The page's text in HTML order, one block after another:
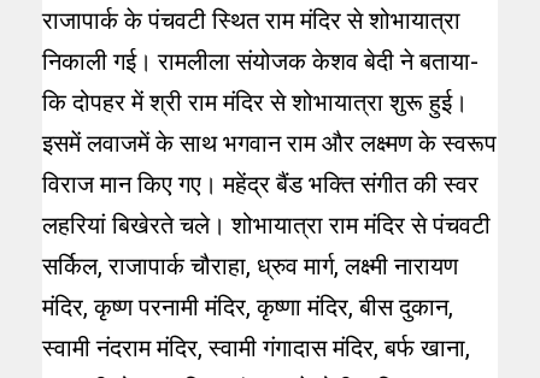
राजापार्क के पंचवटी स्थित राम मंदिर से शोभायात्रा
निकाली गई। रामलीला संयोजक केशव बेदी ने बताया-
कि दोपहर में श्री राम मंदिर से शोभायात्रा शुरू हुई।
इसमें लवाजमें के साथ भगवान राम और लक्ष्मण के स्वरूप
विराज मान किए गए। महेंद्र बैंड भक्ति संगीत की स्वर
लहरियां बिखेरते चले। शोभायात्रा राम मंदिर से पंचवटी
सर्किल, राजापार्क चौराहा, ध्रुव मार्ग, लक्ष्मी नारायण
मंदिर, कृष्ण परनामी मंदिर, कृष्णा मंदिर, बीस दुकान,
स्वामी नंदराम मंदिर, स्वामी गंगादास मंदिर, बर्फ खाना,